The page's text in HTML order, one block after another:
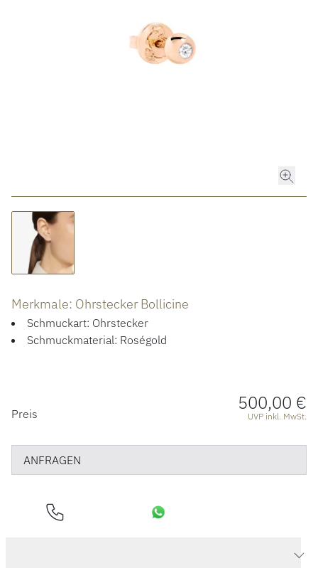
ROLEX CERTIFIED PRE-OWNED
HOCHZEIT
ACCESSOIRES
ÜBER UNS
Merkmale: Ohrstecker Bollicine
Schmuckart: Ohrstecker
Schmuckmaterial: Roségold
PREISINFORMATIONEN
Preis 500,00 €
UVP inkl. MwSt.
ANFRAGEN